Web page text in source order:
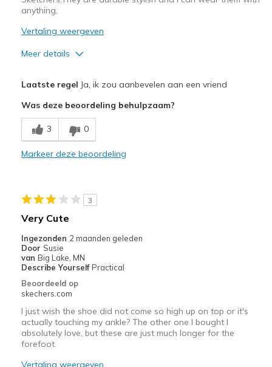
anything.
Vertaling weergeven
Meer details
Breathe Well
Comfortable
Width
Sizing
View On Shoes
I'm Really Into Shoes
Laatste regel Ja, ik zou aanbevelen aan een vriend
Was deze beoordeling behulpzaam?
3 0
Markeer deze beoordeling
3
Very Cute
Ingezonden 2 maanden geleden
Door Susie
van Big Lake, MN
Describe Yourself Practical
Beoordeeld op
skechers.com
I just wish the shoe did not come so high up on top or it's
actually touching my ankle? The other one I bought I
absolutely love, but these are just much longer for the
forefoot
Vertaling weergeven